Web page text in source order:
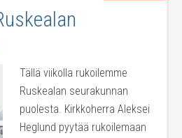
Tällä viikolla rukoilemme
Ruskealan seurakunnan
puolesta. Kirkkoherra Aleksei
Heglund pyytää rukoilemaan